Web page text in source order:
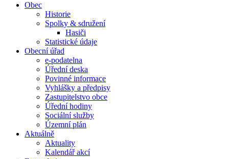
Obec
Historie
Spolky & sdružení
Hasiči
Statistické údaje
Obecní úřad
e-podatelna
Úřední deska
Povinné informace
Vyhlášky a předpisy
Zastupitelstvo obce
Úřední hodiny
Sociální služby
Územní plán
Aktuálně
Aktuality
Kalendář akcí